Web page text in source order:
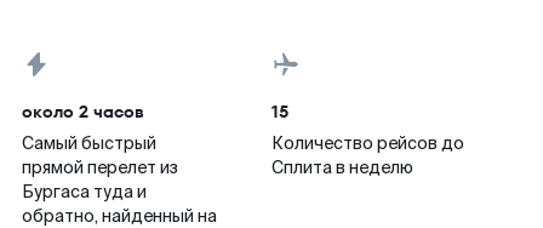
около 2 часов
Самый быстрый
прямой перелет из
Бургаса туда и
обратно, найденный на
15
Количество рейсов до
Сплита в неделю